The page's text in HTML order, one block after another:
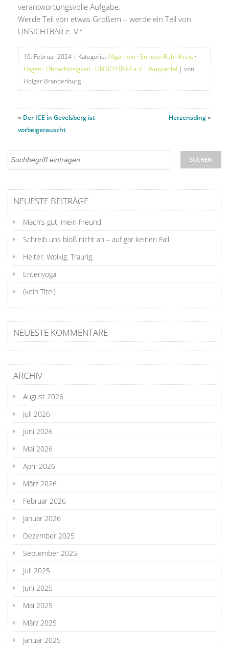
verantwortungsvolle Aufgabe.
Werde Teil von etwas Großem – werde ein Teil von
UNSICHTBAR e. V.“
10. Februar 2024 | Kategorie: Allgemein · Ennepe-Ruhr-Kreis ·
Hagen · Obdachlosigkeit · UNSICHTBAR e.V. · Wuppertal | von:
Holger Brandenburg
« Der ICE in Gevelsberg ist
vorbeigerauscht
Herzensding»
NEUESTE BEITRÄGE
Mach’s gut, mein Freund.
Schreib uns bloß nicht an – auf gar keinen Fall
Heiter. Wolkig. Traurig.
Entenyoga
(kein Titel)
NEUESTE KOMMENTARE
ARCHIV
August 2026
Juli 2026
Juni 2026
Mai 2026
April 2026
März 2026
Februar 2026
Januar 2026
Dezember 2025
September 2025
Juli 2025
Juni 2025
Mai 2025
März 2025
Januar 2025